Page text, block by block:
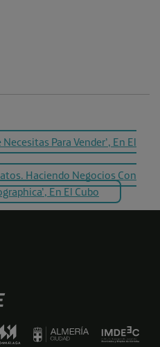
Para Vender’, En El
Haciendo Negocios Con
En El Cubo